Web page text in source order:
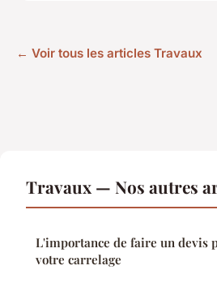
← Voir tous les articles Travaux
Travaux — Nos autres
L'importance de faire un devis
votre carrelage